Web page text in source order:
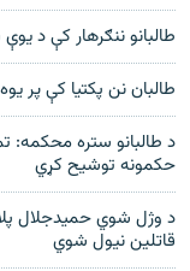
طالبانو ننګرهار کې د
طالبان نن پکتيا کې
حکمونه توشیح کړي
د وژل شوي حميدجلال
قاتلين نيول شوي